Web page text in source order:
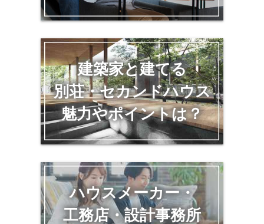
建築家と建てる
別荘・セカンドハウス
魅力やポイントは？
ハウスメーカー・
工務店・設計事務所